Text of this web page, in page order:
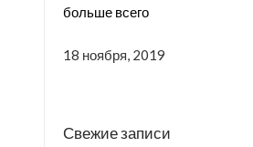
больше всего
18 ноября, 2019
Свежие записи